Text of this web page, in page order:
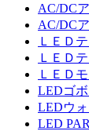
AC/DC
AC/DC
ＬＥＤ
ＬＥＤ
ＬＥＤ
LEDゴ
LEDウ
LED